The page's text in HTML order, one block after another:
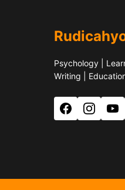
Psychology |
Writing |
Facebook